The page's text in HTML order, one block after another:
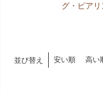
グ・ピアリ
並び替え 安い順 高い